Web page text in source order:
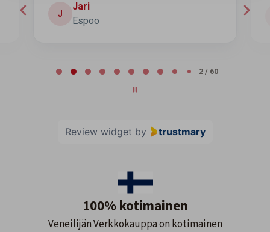
J
Jari
Espoo
2 / 60
Review widget by trustmary
100% kotimainen
Veneilijän Verkkokauppa on kotimainen